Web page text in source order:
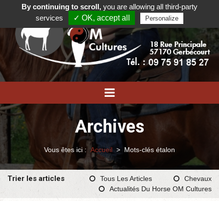
Archives
Vous êtes ici :Accueil> Mots-clés étalon
Trier les articles Tous Les Articles
Chevaux
Actualités Du Horse OM Cultures
By continuing to scroll,you are allowing all third-party
services
✓ OK, accept all Personalize